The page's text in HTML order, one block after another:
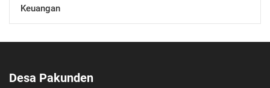
Keuangan
Desa Pakunden